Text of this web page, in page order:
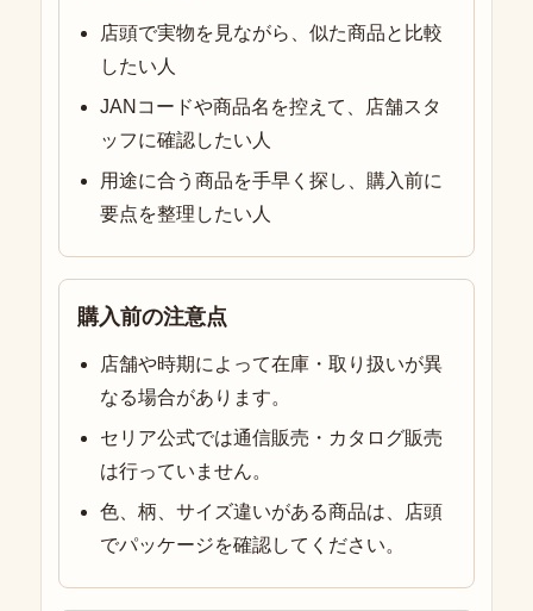
店頭で実物を見ながら、似た商品と比較
したい人
JANコードや商品名を控えて、店舗スタ
ッフに確認したい人
用途に合う商品を手早く探し、購入前に
要点を整理したい人
購入前の注意点
店舗や時期によって在庫・取り扱いが異
なる場合があります。
セリア公式では通信販売・カタログ販売
は行っていません。
色、柄、サイズ違いがある商品は、店頭
でパッケージを確認してください。